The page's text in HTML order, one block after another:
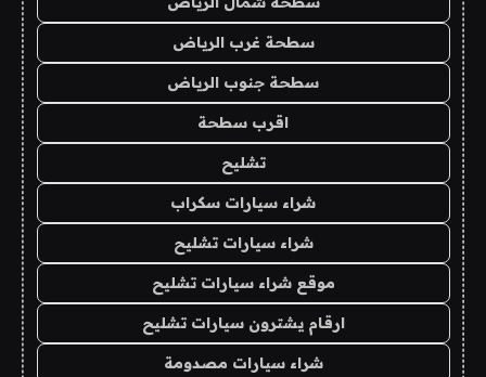
سطحة غرب الرياض
سطحة جنوب الرياض
اقرب سطحة
تشليح
شراء سيارات سكراب
شراء سيارات تشليح
موقع شراء سيارات تشليح
ارقام يشترون سيارات تشليح
شراء سيارات مصدومة